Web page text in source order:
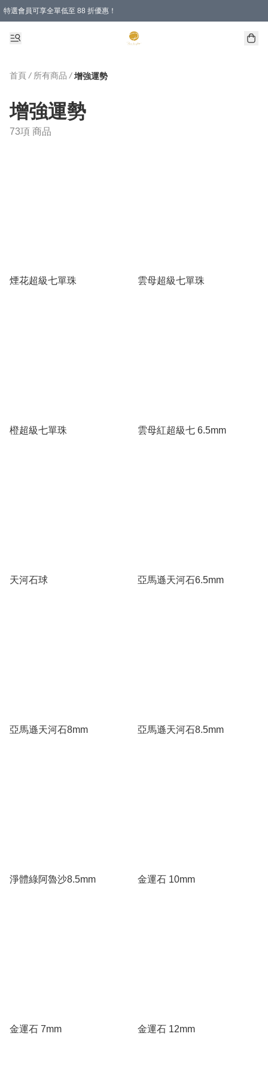
特選會員可享全單低至 88 折優惠！
首頁 / 所有商品 / 增強運勢
增強運勢
73項 商品
煙花超級七單珠 雲母超級七單珠
橙超級七單珠 雲母紅超級七 6.5mm
天河石球 亞馬遜天河石6.5mm
亞馬遜天河石8mm 亞馬遜天河石8.5mm
淨體綠阿魯沙8.5mm 金運石 10mm
金運石 7mm 金運石 12mm